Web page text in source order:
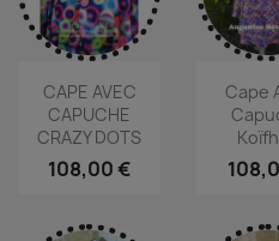
CAPE AVEC
CAPUCHE
CRAZY DOTS
108,00 €
Cape